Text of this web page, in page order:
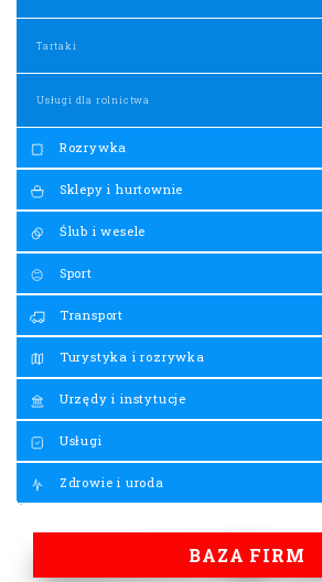
Tartaki
Usługi dla rolnictwa
Rozrywka
Sklepy i hurtownie
Ślub i wesele
Sport
Transport
Turystyka i rozrywka
Urzędy i instytucje
Usługi
Zdrowie i uroda
BAZA FIRM